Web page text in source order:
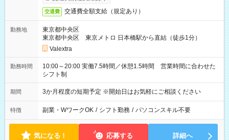
交通費 交通費全額支給（規定あり）
勤務地
東京都中央区
東京都中央区 東京メトロ 日本橋駅から直結（徒歩1分）
Valextra
勤務時間
10:00～20:00 実働7.5時間／休憩1.5時間 営業時間に合わせた
シフト制
期間 3か月程度の短期予定 ※開始日はお気軽にご相談ください
特徴 副業・WワークOK / シフト勤務 / パソコンスキル不要
気になる！ 応募する 詳細へ